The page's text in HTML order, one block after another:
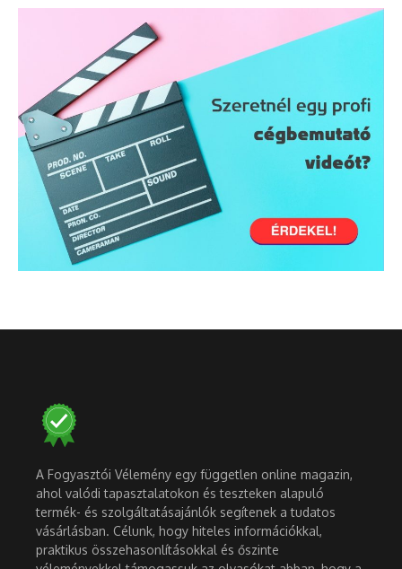
A Fogyasztói Vélemény egy független online magazin,
ahol valódi tapasztalatokon és teszteken alapuló
termék- és szolgáltatásajánlók segítenek a tudatos
vásárlásban. Célunk, hogy hiteles információkkal,
praktikus összehasonlításokkal és őszinte